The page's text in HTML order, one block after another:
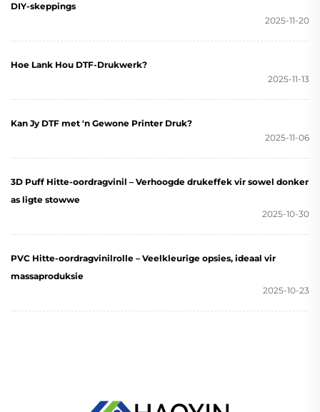
DIY-skeppings
2025-11-20
Hoe Lank Hou DTF-Drukwerk?
2025-11-13
Kan Jy DTF met 'n Gewone Printer Druk?
2025-11-06
3D Puff Hitte-oordragvinil – Verhoogde drukeffek vir sowel donker
as ligte stowwe
2025-10-30
PVC Hitte-oordragvinilrolle – Veelkleurige opsies, ideaal vir
massaproduksie
2025-10-23